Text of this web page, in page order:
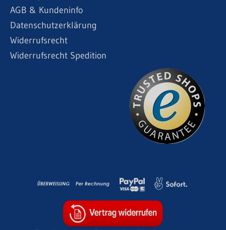
AGB & Kundeninfo
Datenschutzerklärung
Widerrufsrecht
Widerrufsrecht Spedition